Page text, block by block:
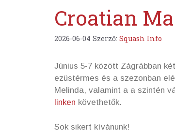
Croatian
2026-06-04 Szerző: Squash Info
Június 5-7 között Zágrábban
ezüstérmes és a szezonban
Melinda, valamint a a szintén
linken követhetők.
Sok sikert kívánunk!